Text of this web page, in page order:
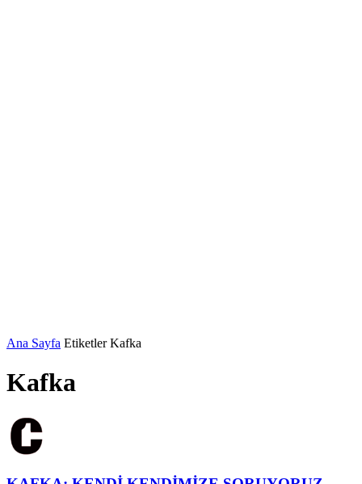
Ana Sayfa Etiketler Kafka
Kafka